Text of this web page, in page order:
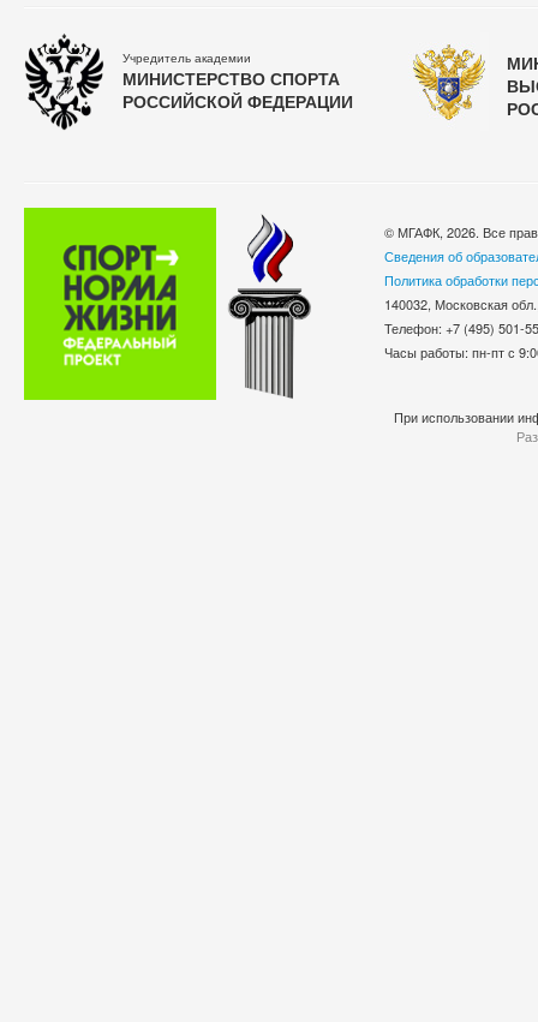
Учредитель академии
МИНИСТЕРСТВО СПОРТА
РОССИЙСКОЙ ФЕДЕРАЦИИ
© МГАФК, 2026. Все
Сведения об
Политика обработки
140032, Московская
Телефон: +7 (495)
Часы работы: пн-пт с
При использовании